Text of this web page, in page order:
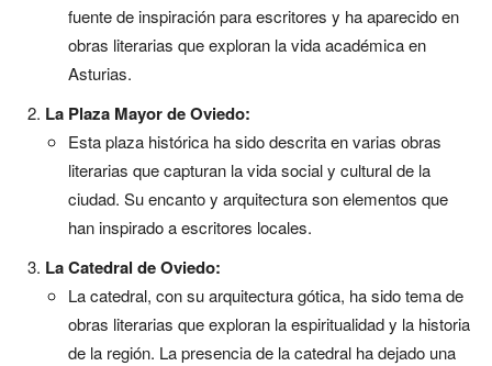
fuente de inspiración para escritores y ha aparecido en
obras literarias que exploran la vida académica en
Asturias.
La Plaza Mayor de Oviedo:
Esta plaza histórica ha sido descrita en varias obras
literarias que capturan la vida social y cultural de la
ciudad. Su encanto y arquitectura son elementos que
han inspirado a escritores locales.
La Catedral de Oviedo:
La catedral, con su arquitectura gótica, ha sido tema de
obras literarias que exploran la espiritualidad y la historia
de la región. La presencia de la catedral ha dejado una